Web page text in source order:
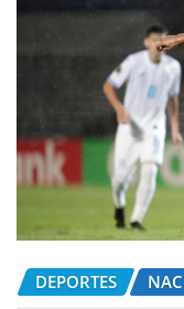
DEPORTES